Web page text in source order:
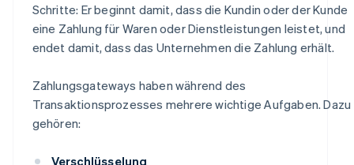
Schritte: Er beginnt damit, dass die Kundin oder der Kunde
eine Zahlung für Waren oder Dienstleistungen leistet, und
endet damit, dass das Unternehmen die Zahlung erhält.
Zahlungsgateways haben während des
Transaktionsprozesses mehrere wichtige Aufgaben. Dazu
gehören:
Verschlüsselung